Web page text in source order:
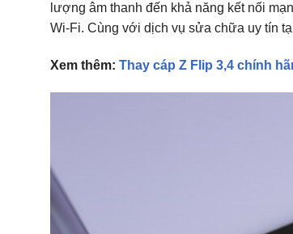
lượng âm thanh đến khả năng kết nối
Wi-Fi. Cùng với dịch vụ sửa chữa uy tín
Xem thêm: Thay cáp Z Flip 3,4 chính